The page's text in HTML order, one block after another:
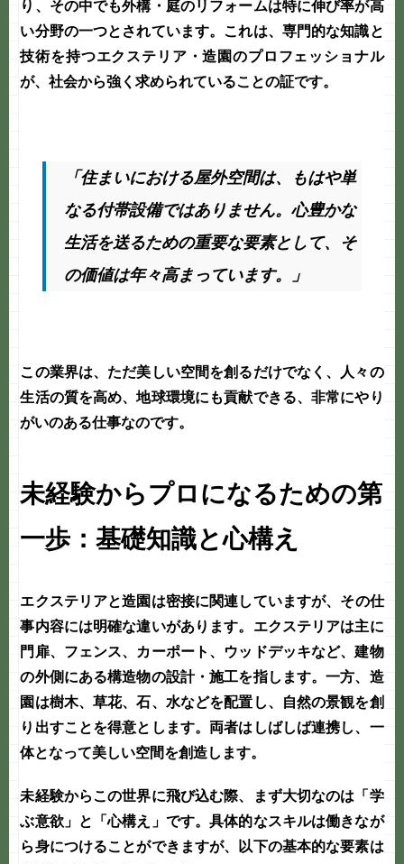
り、その中でも外構・庭のリフォームは特に伸び率が高
い分野の一つとされています。これは、専門的な知識と
技術を持つエクステリア・造園のプロフェッショナル
が、社会から強く求められていることの証です。
「住まいにおける屋外空間は、もはや単
なる付帯設備ではありません。心豊かな
生活を送るための重要な要素として、そ
の価値は年々高まっています。」
この業界は、ただ美しい空間を創るだけでなく、人々の
生活の質を高め、地球環境にも貢献できる、非常にやり
がいのある仕事なのです。
未経験からプロになるための第
一歩：基礎知識と心構え
エクステリアと造園 は密接に関連していますが、その仕
事内容には明確な違いがあります。エクステリアは主に
門扉、フェンス、カーポート、ウッドデッキなど、建物
の外側にある構造物の設計・施工を指します。一方、造
園は樹木、草花、石、水などを配置し、自然の景観を創
り出すことを得意とします。両者はしばしば連携し、一
体となって美しい空間を創造します。
未経験からこの世界に飛び込む際、まず大切なのは「学
ぶ意欲」と「心構え」です。具体的なスキルは働きなが
ら身につけることができますが、以下の基本的な要素は